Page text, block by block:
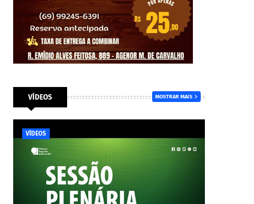
VÍDEOS MOSTRAR MAIS
VÍDEOS